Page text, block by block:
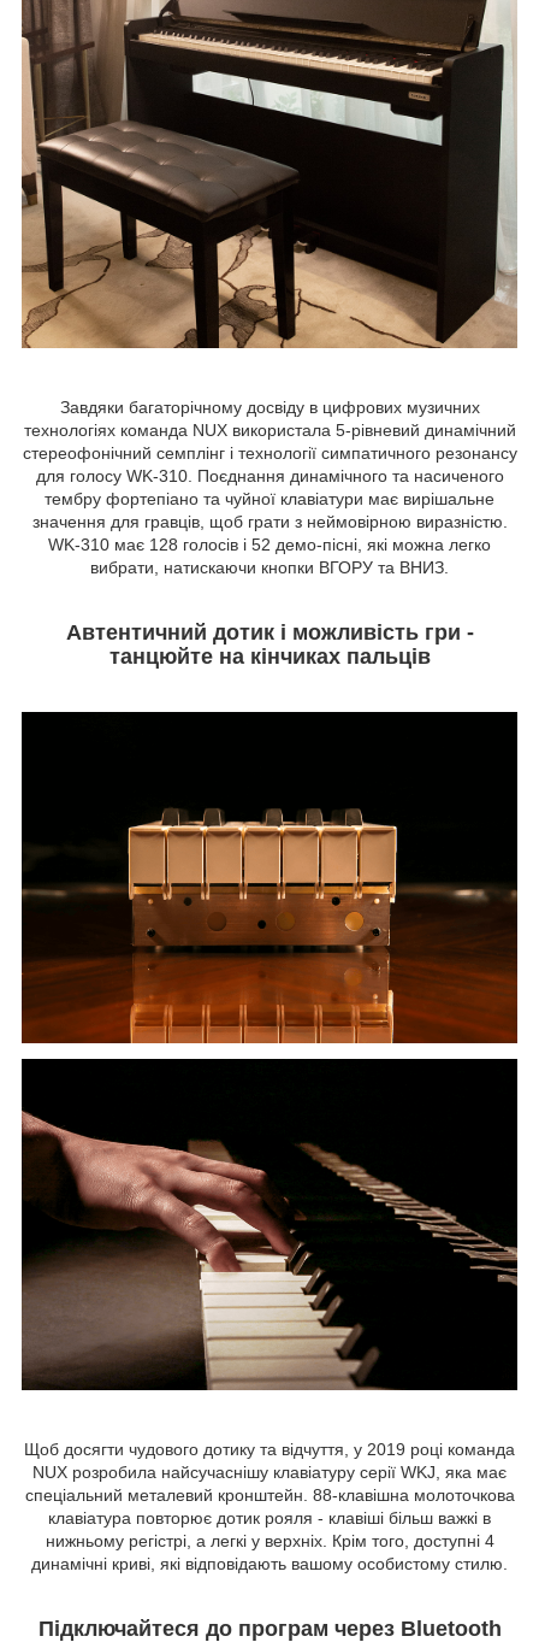
Завдяки багаторічному досвіду в цифрових музичних
технологіях команда NUX використала 5-рівневий динамічний
стереофонічний семплінг і технології симпатичного резонансу
для голосу WK-310. Поєднання динамічного та насиченого
тембру фортепіано та чуйної клавіатури має вирішальне
значення для гравців, щоб грати з неймовірною виразністю.
WK-310 має 128 голосів і 52 демо-пісні, які можна легко
вибрати, натискаючи кнопки ВГОРУ та ВНИЗ.
Автентичний дотик і можливість гри -
танцюйте на кінчиках пальців
Щоб досягти чудового дотику та відчуття, у 2019 році команда
NUX розробила найсучаснішу клавіатуру серії WKJ, яка має
спеціальний металевий кронштейн. 88-клавішна молоточкова
клавіатура повторює дотик рояля - клавіші більш важкі в
нижньому регістрі, а легкі у верхніх. Крім того, доступні 4
динамічні криві, які відповідають вашому особистому стилю.
Підключайтеся до програм через Bluetooth